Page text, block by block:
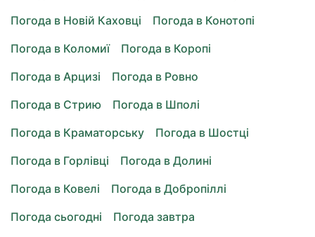
Погода в Новій Каховці
Погода в Конотопі
Погода в Коломиї
Погода в Коропі
Погода в Арцизі
Погода в Ровно
Погода в Стрию
Погода в Шполі
Погода в Краматорську
Погода в Шостці
Погода в Горлівці
Погода в Долині
Погода в Ковелі
Погода в Добропіллі
Погода сьогодні
Погода завтра